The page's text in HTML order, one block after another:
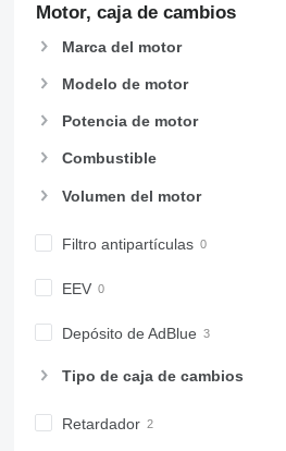
Motor, caja de cambios
Marca del motor
Modelo de motor
Potencia de motor
Combustible
Volumen del motor
Filtro antipartículas
EEV
Depósito de AdBlue
Tipo de caja de cambios
Retardador